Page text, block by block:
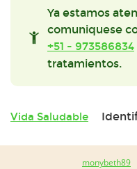
Ya estamos
comuniquese
+51 - 973586834
tratamientos.
Vida Saludable
monybeth89